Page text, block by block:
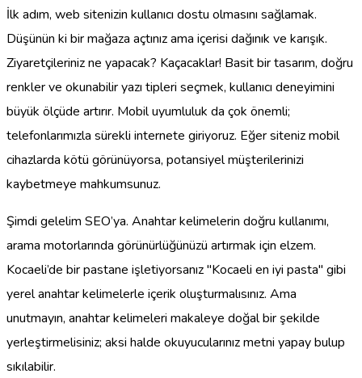
İlk adım, web sitenizin kullanıcı dostu olmasını sağlamak.
Düşünün ki bir mağaza açtınız ama içerisi dağınık ve karışık.
Ziyaretçileriniz ne yapacak? Kaçacaklar! Basit bir tasarım, doğru
renkler ve okunabilir yazı tipleri seçmek, kullanıcı deneyimini
büyük ölçüde artırır. Mobil uyumluluk da çok önemli;
telefonlarımızla sürekli internete giriyoruz. Eğer siteniz mobil
cihazlarda kötü görünüyorsa, potansiyel müşterilerinizi
kaybetmeye mahkumsunuz.
Şimdi gelelim SEO’ya. Anahtar kelimelerin doğru kullanımı,
arama motorlarında görünürlüğünüzü artırmak için elzem.
Kocaeli’de bir pastane işletiyorsanız "Kocaeli en iyi pasta" gibi
yerel anahtar kelimelerle içerik oluşturmalısınız. Ama
unutmayın, anahtar kelimeleri makaleye doğal bir şekilde
yerleştirmelisiniz; aksi halde okuyucularınız metni yapay bulup
sıkılabilir.